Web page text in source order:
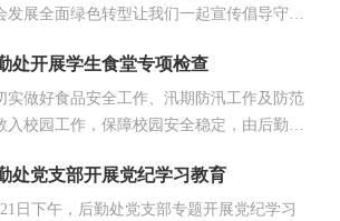
造，兰园餐厅、梅园餐厅装修等工程，对一
高效完成各项工作给予肯定，就抓紧抓实抓
学期开学准备工作提出要求：一是要强化责
当，提振信心决...
发展全面绿色转型让我们一起宣传倡导守护
处开展学生食堂专项检查
实做好食品安全工作、汛期防汛工作及防范
入校园工作，保障校园安全稳定，由后勤处
员陪同开展学生食堂专项检查工作。靳晓慧
先后到梅园餐厅、兰园餐厅、明园餐厅等学
处党支部开展党纪学习教育
日下午，后勤处党支部专题开展党纪学习